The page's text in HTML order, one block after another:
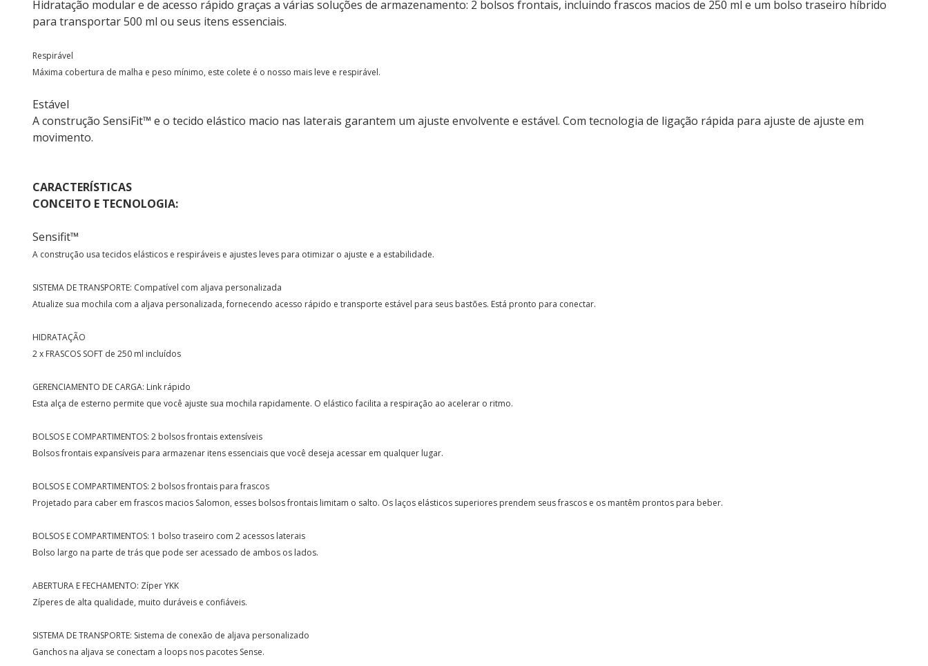
Hidratação modular e de acesso rápido graças a várias soluções de armazenamento: 2 bolsos frontais, incluindo frascos macios de 250 ml e um bolso traseiro híbrido
para transportar 500 ml ou seus itens essenciais.
Respirável
Máxima cobertura de malha e peso mínimo, este colete é o nosso mais leve e respirável.
Estável
A construção SensiFit™ e o tecido elástico macio nas laterais garantem um ajuste envolvente e estável. Com tecnologia de ligação rápida para ajuste de ajuste em
movimento.
CARACTERÍSTICAS
CONCEITO E TECNOLOGIA:
Sensifit™
A construção usa tecidos elásticos e respiráveis ​​e ajustes leves para otimizar o ajuste e a estabilidade.
SISTEMA DE TRANSPORTE: Compatível com aljava personalizada
Atualize sua mochila com a aljava personalizada, fornecendo acesso rápido e transporte estável para seus bastões. Está pronto para conectar.
HIDRATAÇÃO
2 x FRASCOS SOFT de 250 ml incluídos
GERENCIAMENTO DE CARGA: Link rápido
Esta alça de esterno permite que você ajuste sua mochila rapidamente. O elástico facilita a respiração ao acelerar o ritmo.
BOLSOS E COMPARTIMENTOS: 2 bolsos frontais extensíveis
Bolsos frontais expansíveis para armazenar itens essenciais que você deseja acessar em qualquer lugar.
BOLSOS E COMPARTIMENTOS: 2 bolsos frontais para frascos
Projetado para caber em frascos macios Salomon, esses bolsos frontais limitam o salto. Os laços elásticos superiores prendem seus frascos e os mantêm prontos para beber.
BOLSOS E COMPARTIMENTOS: 1 bolso traseiro com 2 acessos laterais
Bolso largo na parte de trás que pode ser acessado de ambos os lados.
ABERTURA E FECHAMENTO: Zíper YKK
Zíperes de alta qualidade, muito duráveis ​​e confiáveis.
SISTEMA DE TRANSPORTE: Sistema de conexão de aljava personalizado
Ganchos na aljava se conectam a loops nos pacotes Sense.